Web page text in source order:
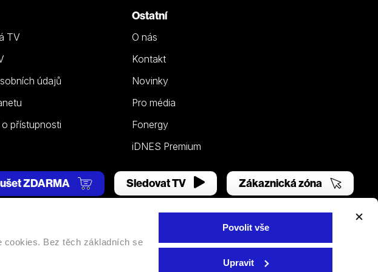
cookies. Bez těch základních se
Povolit vše
Upravit
TV
údajů
přístupnosti
Ostatní
O nás
Kontakt
Novinky
Pro média
Fonergy
iDNES Premium
ZDARMA Sledovat TV Zákaznická zóna
cookies